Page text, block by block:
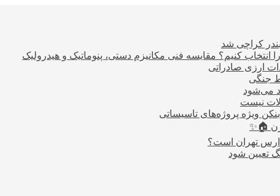
کراچی شد
کنیم؟ مقایسه فنی مکانیزم دستی، پنوماتیک و هیدرولیک
جنگی
می‌شود
نیست
ویژه پروژه‌های تاسیساتی
🏠✨
تهران است؟
تعیین شود